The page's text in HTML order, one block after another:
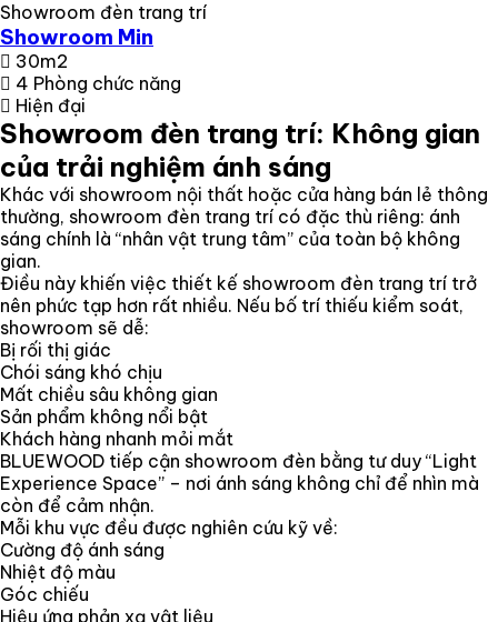
Showroom đèn trang trí
Showroom Min
30m2
4 Phòng chức năng
Hiện đại
Showroom đèn trang trí: Không gian
của trải nghiệm ánh sáng
Khác với showroom nội thất hoặc cửa hàng bán lẻ thông
thường, showroom đèn trang trí có đặc thù riêng: ánh
sáng chính là “nhân vật trung tâm” của toàn bộ không
gian.
Điều này khiến việc thiết kế showroom đèn trang trí trở
nên phức tạp hơn rất nhiều. Nếu bố trí thiếu kiểm soát,
showroom sẽ dễ:
Bị rối thị giác
Chói sáng khó chịu
Mất chiều sâu không gian
Sản phẩm không nổi bật
Khách hàng nhanh mỏi mắt
BLUEWOOD tiếp cận showroom đèn bằng tư duy “Light
Experience Space” – nơi ánh sáng không chỉ để nhìn mà
còn để cảm nhận.
Mỗi khu vực đều được nghiên cứu kỹ về:
Cường độ ánh sáng
Nhiệt độ màu
Góc chiếu
Hiệu ứng phản xạ vật liệu